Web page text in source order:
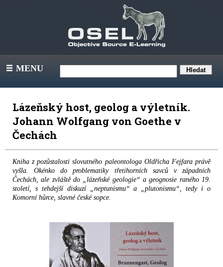
III MENU
Lázeňský host, geolog a výletník.
Johann Wolfgang von Goethe v
Čechách
Kniha z pozůstalosti slovutného paleontologa Oldřicha Fejfara právě
vyšla. Okénko do problematiky třetihorních savců v západních
Čechách, ale zvláště do „lázeňské geologie“ a geognosie raného 19.
století, s tehdejší diskuzí „neptunismu“ a „plutonismu“, tedy i o
Komorní hůrce, slavné české sopce.